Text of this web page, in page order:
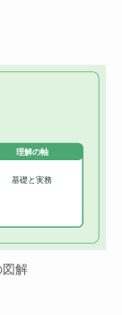
理解の軸
基礎と実務
図解